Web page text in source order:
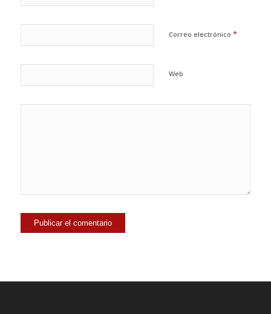
Correo electrónico *
Web